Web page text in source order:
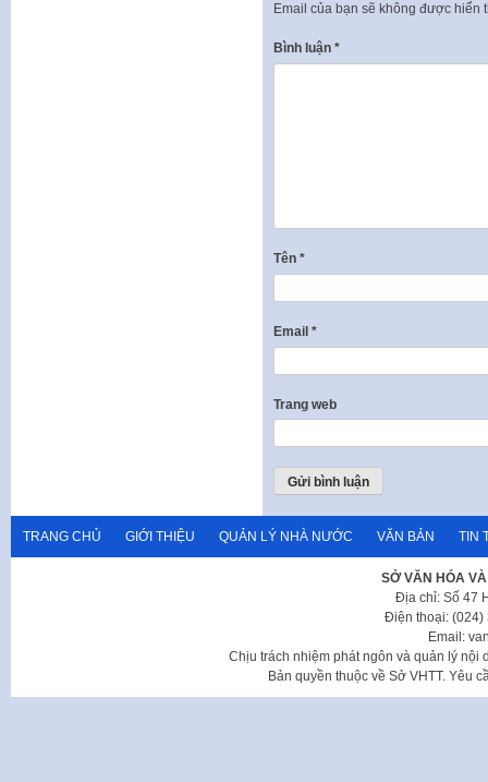
Email của bạn sẽ không được hiển
Bình luận *
Tên *
Email *
Trang web
TRANG CHỦ GIỚI THIỆU QUẢN LÝ NHÀ NƯỚC VĂN BẢN TIN
SỞ VĂN HÓA
Địa chỉ: Số 47
Điện thoại: (024)
Email:
Chịu trách nhiệm phát ngôn và quản lý nội
Bản quyền thuộc về Sở VHTT. Yêu